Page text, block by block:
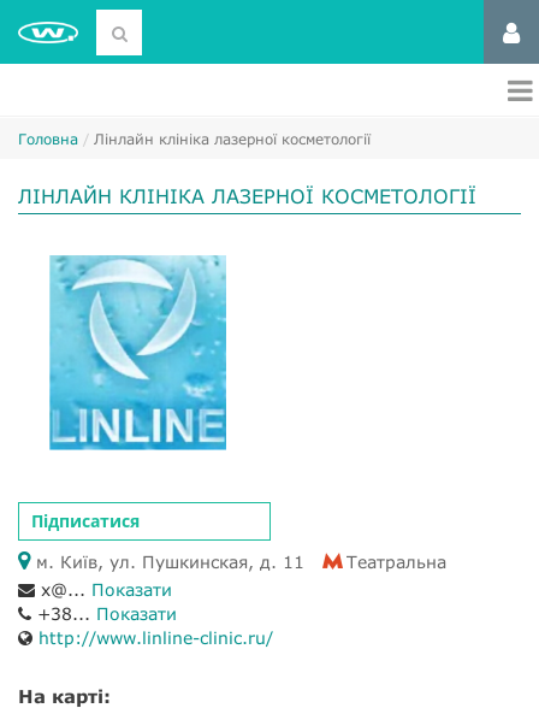
Головна Лінлайн клініка лазерної косметології
ЛІНЛАЙН КЛІНІКА ЛАЗЕРНОЇ КОСМЕТОЛОГІЇ
Підписатися
м. Київ, ул. Пушкинская, д. 11
Театральна
x@... Показати
+38... Показати
http://www.linline-clinic.ru/
На карті: